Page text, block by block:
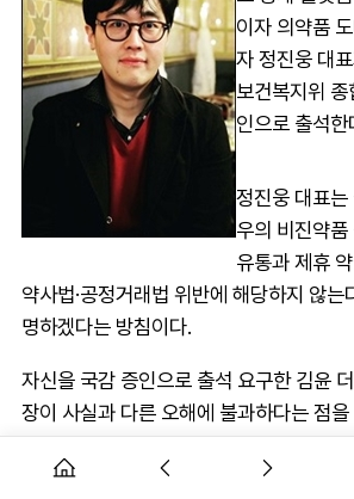
이자 의약품
자 정진웅 대
보건복지위
인으로 출석한
정진웅 대표
우의 비진약
유통과 제휴
약사법·공정거래법 위반에 해당하지 않는
명하겠다는 방침이다.
자신을 국감 증인으로 출석 요구한 김윤
장이 사실과 다른 오해에 불과하다는 점
의지다.